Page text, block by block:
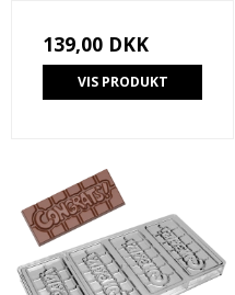
139,00 DKK
VIS PRODUKT